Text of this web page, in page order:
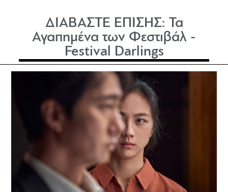
ΔΙΑΒΑΣΤΕ ΕΠΙΣΗΣ: Τα
Αγαπημένα των Φεστιβάλ -
Festival Darlings